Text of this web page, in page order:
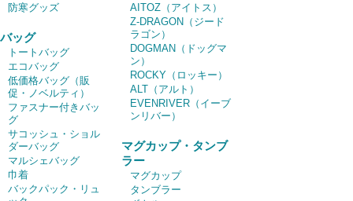
防寒グッズ
バッグ
トートバッグ
エコバッグ
低価格バッグ（販
促・ノベルティ）
ファスナー付きバッ
グ
サコッシュ・ショル
ダーバッグ
マルシェバッグ
巾着
バックパック・リュ
AITOZ（アイトス）
Z-DRAGON（ジード
ラゴン）
DOGMAN（ドッグマ
ン）
ROCKY（ロッキー）
ALT（アルト）
EVENRIVER（イーブ
ンリバー）
マグカップ・タンブ
ラー
マグカップ
タンブラー